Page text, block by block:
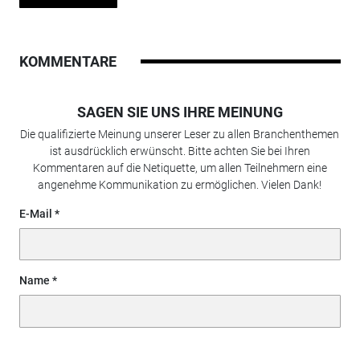
KOMMENTARE
SAGEN SIE UNS IHRE MEINUNG
Die qualifizierte Meinung unserer Leser zu allen Branchenthemen
ist ausdrücklich erwünscht. Bitte achten Sie bei Ihren
Kommentaren auf die Netiquette, um allen Teilnehmern eine
angenehme Kommunikation zu ermöglichen. Vielen Dank!
E-Mail
Name